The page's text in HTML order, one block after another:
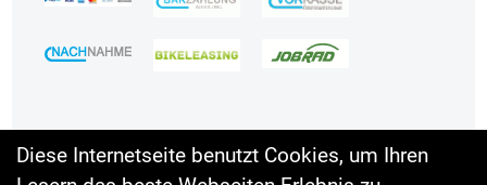
Diese Internetseite benutzt Cookies, um Ihren